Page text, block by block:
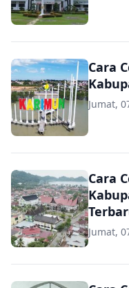
Cara
Jumat,
Cara
Jumat,